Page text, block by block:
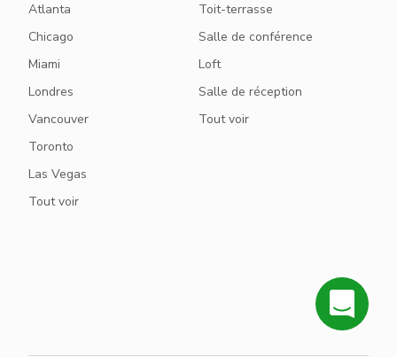
Atlanta
Chicago
Miami
Londres
Vancouver
Toronto
Las Vegas
Tout voir
Toit-terrasse
Salle de conférence
Loft
Salle de réception
Tout voir